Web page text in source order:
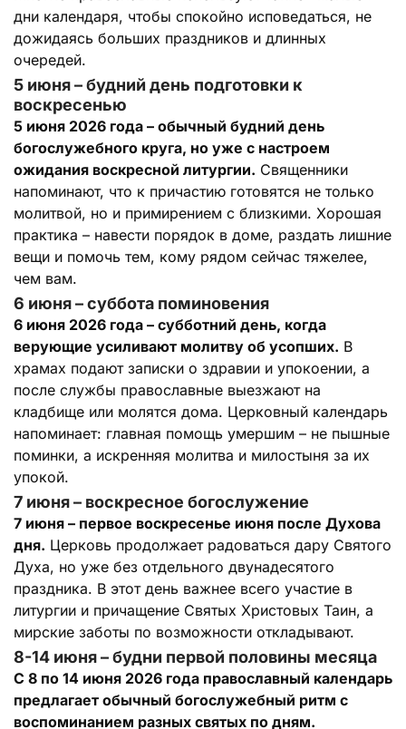
дни календаря, чтобы спокойно исповедаться, не
дожидаясь больших праздников и длинных
очередей.
5 июня – будний день подготовки к
воскресенью
5 июня 2026 года – обычный будний день
богослужебного круга, но уже с настроем
ожидания воскресной литургии. Священники
напоминают, что к причастию готовятся не только
молитвой, но и примирением с близкими. Хорошая
практика – навести порядок в доме, раздать лишние
вещи и помочь тем, кому рядом сейчас тяжелее,
чем вам.
6 июня – суббота поминовения
6 июня 2026 года – субботний день, когда
верующие усиливают молитву об усопших. В
храмах подают записки о здравии и упокоении, а
после службы православные выезжают на
кладбище или молятся дома. Церковный календарь
напоминает: главная помощь умершим – не пышные
поминки, а искренняя молитва и милостыня за их
упокой.
7 июня – воскресное богослужение
7 июня – первое воскресенье июня после Духова
дня. Церковь продолжает радоваться дару Святого
Духа, но уже без отдельного двунадесятого
праздника. В этот день важнее всего участие в
литургии и причащение Святых Христовых Таин, а
мирские заботы по возможности откладывают.
8-14 июня – будни первой половины месяца
С 8 по 14 июня 2026 года православный календарь
предлагает обычный богослужебный ритм с
воспоминанием разных святых по дням.